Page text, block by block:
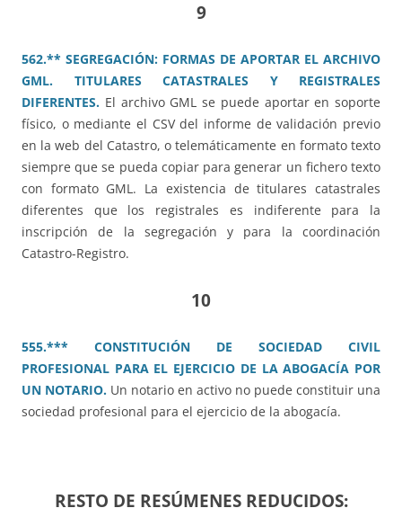
9
562.** SEGREGACIÓN: FORMAS DE APORTAR EL ARCHIVO
GML. TITULARES CATASTRALES Y REGISTRALES
DIFERENTES. El archivo GML se puede aportar en soporte
físico, o mediante el CSV del informe de validación previo
en la web del Catastro, o telemáticamente en formato texto
siempre que se pueda copiar para generar un fichero texto
con formato GML. La existencia de titulares catastrales
diferentes que los registrales es indiferente para la
inscripción de la segregación y para la coordinación
Catastro-Registro.
10
555.*** CONSTITUCIÓN DE SOCIEDAD CIVIL
PROFESIONAL PARA EL EJERCICIO DE LA ABOGACÍA POR
UN NOTARIO. Un notario en activo no puede constituir una
sociedad profesional para el ejercicio de la abogacía.
RESTO DE RESÚMENES REDUCIDOS: